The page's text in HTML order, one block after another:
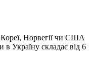
Кореї, Норвегії чи США
в Україну складає від 6